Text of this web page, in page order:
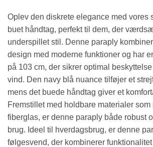
Oplev den diskrete elegance med vores
buet håndtag, perfekt til dem, der
underspillet stil. Denne paraply
design med moderne funktioner og har
på 103 cm, der sikrer optimal
vind. Den navy blå nuance tilføjer et
mens det buede håndtag giver et
Fremstillet med holdbare materialer som
fiberglas, er denne paraply både robust
brug. Ideel til hverdagsbrug, er denne
følgesvend, der kombinerer